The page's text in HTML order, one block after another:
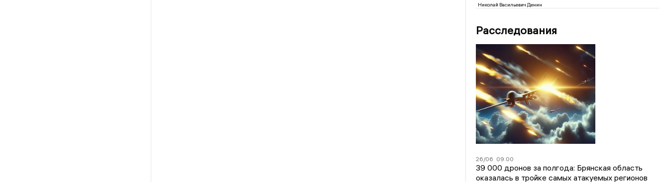
Николай Васильевич Денин
Расследования
26/06 09:00
39 000 дронов за полгода: Брянская область
оказалась в тройке самых атакуемых регионов